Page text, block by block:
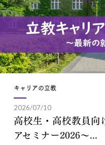
キャリアの立教
2026/07/10
高校生・高校教員向
アセミナー2026～...